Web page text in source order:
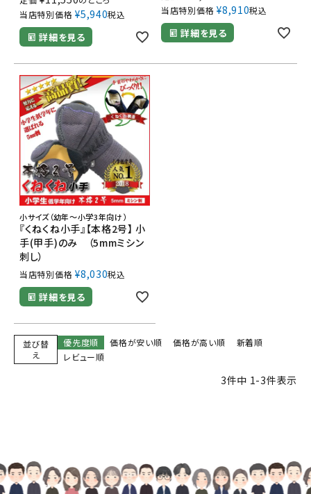
当店特別価格 ¥5,940税込
詳細を見る
当店特別価格 ¥8,910税込
詳細を見る
小サイズ（幼年～小学3年向け）
『くねくね小手』【本格2号】 小
手(甲手)のみ （5mmミシン
刺し）
当店特別価格 ¥8,030税込
詳細を見る
並び替
え
優先度順 価格が安い順 価格が高い順
新着順
レビュー順
3件中 1-3件表示